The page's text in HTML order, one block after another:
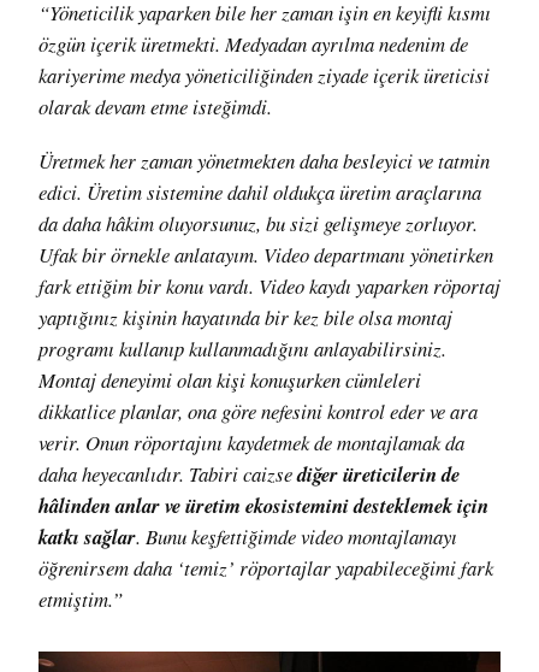
“Yöneticilik yaparken bile her zaman işin en keyifli kısmı
özgün içerik üretmekti. Medyadan ayrılma nedenim de
kariyerime medya yöneticiliğinden ziyade içerik üreticisi
olarak devam etme isteğimdi.
Üretmek her zaman yönetmekten daha besleyici ve tatmin
edici. Üretim sistemine dahil oldukça üretim araçlarına
da daha hâkim oluyorsunuz, bu sizi gelişmeye zorluyor.
Ufak bir örnekle anlatayım. Video departmanı yönetirken
fark ettiğim bir konu vardı. Video kaydı yaparken röportaj
yaptığınız kişinin hayatında bir kez bile olsa montaj
programı kullanıp kullanmadığını anlayabilirsiniz.
Montaj deneyimi olan kişi konuşurken cümleleri
dikkatlice planlar, ona göre nefesini kontrol eder ve ara
verir. Onun röportajını kaydetmek de montajlamak da
daha heyecanlıdır. Tabiri caizsediğer üreticilerin de
hâlinden anlar ve üretim ekosistemini desteklemek için
katkı sağlar. Bunu keşfettiğimde video montajlamayı
öğrenirsem daha ‘temiz’ röportajlar yapabileceğimi fark
etmiştim.”